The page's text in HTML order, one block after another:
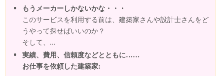
もうメーカーしかないかな・・・
このサービスを利用する前は、建築家さんや設計士さんをど
うやって探せばいいのか？
そして、...
実績、費用、信頼度などとともに……
お仕事を依頼した建築家: